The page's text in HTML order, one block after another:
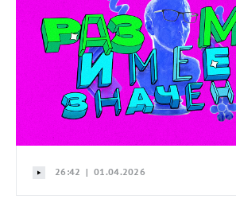
26:42 | 01.04.2026